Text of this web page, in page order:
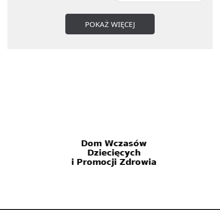
POKAŻ WIĘCEJ